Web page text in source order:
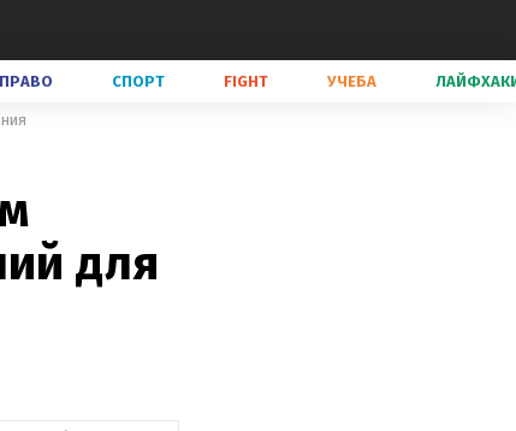
ПРАВО СПОРТ FIGHT УЧЕБА
для